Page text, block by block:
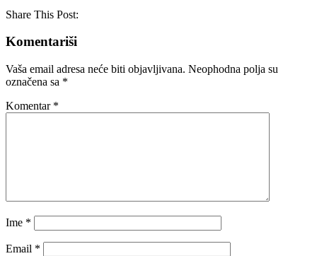
Share This Post:
Komentariši
Vaša email adresa neće biti objavljivana. Neophodna polja su
označena sa *
Komentar *
Ime *
Email *